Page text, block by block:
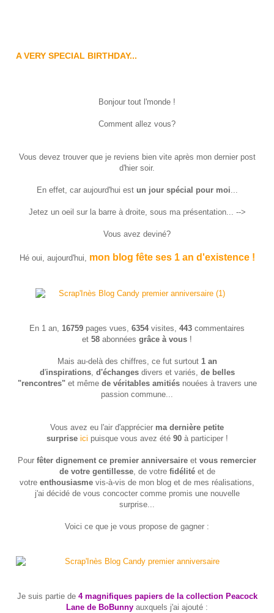
A VERY SPECIAL BIRTHDAY...
Bonjour tout l'monde !
Comment allez vous?
Vous devez trouver que je reviens bien vite après mon dernier post
d'hier soir.
En effet, car aujourd'hui est un jour spécial pour moi...
Jetez un oeil sur la barre à droite, sous ma présentation... -->
Vous avez deviné?
Hé oui, aujourd'hui, mon blog fête ses 1 an d'existence !
En 1 an, 16759 pages vues, 6354visites, 443 commentaires
et 58 abonnées grâce à vous !
Mais au-delà des chiffres, ce fut surtout 1 an
d'inspirations, d'échangesdivers et variés, de belles
"rencontres"et même de véritables amitiésnouées à travers une
passion commune...
Vous avez eu l'air d'apprécier ma dernière petite
surprise ici puisque vous avez été 90à participer !
Pour fêter dignement ce premier anniversaire et vous remercier
de votre gentillesse, de votre fidélitéet de
votre enthousiasme vis-à-vis de mon blog et de mes réalisations,
j'ai décidé de vous concocter comme promis une nouvelle
surprise...
Voici ce que je vous propose de gagner :
Je suis partie de 4 magnifiques papiers de la collection Peacock
Lane de BoBunny auxquels j'ai ajouté :